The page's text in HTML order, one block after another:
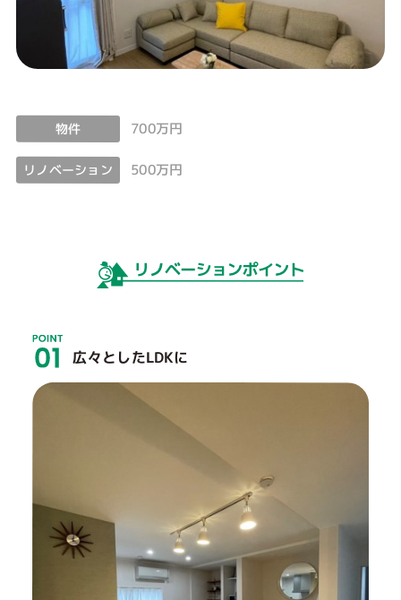
物件 700万円
リノベーション 500万円
広々としたLDKに